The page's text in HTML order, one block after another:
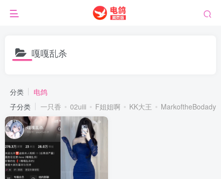
嘎嘎乱杀
分类
电鸽
子分类
一只香 02uiii F姐姐啊 KK大王 MarkoftheBodady